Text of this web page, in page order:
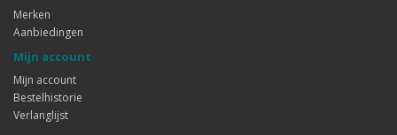
Merken
Aanbiedingen
Mijn account
Mijn account
Bestelhistorie
Verlanglijst